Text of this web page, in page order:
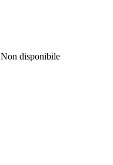
Non disponibile